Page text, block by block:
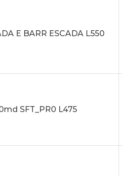
E BARR ESCADA L550
SFT_PR0 L475